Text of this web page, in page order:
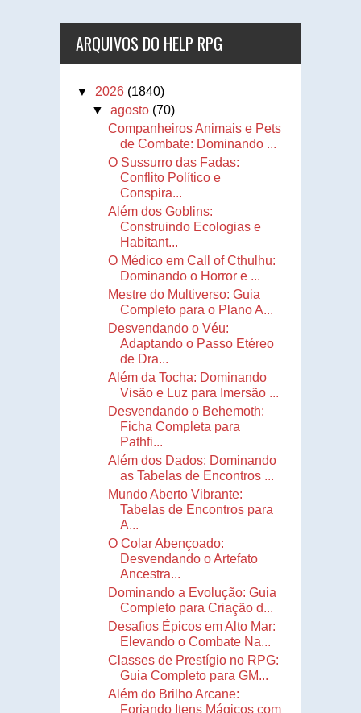
ARQUIVOS DO HELP RPG
▼ 2026 (1840)
▼agosto (70)
Companheiros Animais e Pets
de Combate: Dominando ...
O Sussurro das Fadas:
Conflito Político e
Conspira...
Além dos Goblins:
Construindo Ecologias e
Habitant...
O Médico em Call of Cthulhu:
Dominando o Horror e ...
Mestre do Multiverso: Guia
Completo para o Plano A...
Desvendando o Véu:
Adaptando o Passo Etéreo
de Dra...
Além da Tocha: Dominando
Visão e Luz para Imersão ...
Desvendando o Behemoth:
Ficha Completa para
Pathfi...
Além dos Dados: Dominando
as Tabelas de Encontros ...
Mundo Aberto Vibrante:
Tabelas de Encontros para
A...
O Colar Abençoado:
Desvendando o Artefato
Ancestra...
Dominando a Evolução: Guia
Completo para Criação d...
Desafios Épicos em Alto Mar:
Elevando o Combate Na...
Classes de Prestígio no RPG:
Guia Completo para GM...
Além do Brilho Arcane:
Forjando Itens Mágicos com